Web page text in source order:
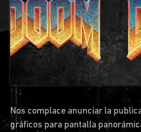
Nos complace anunciar la
gráficos para pantalla